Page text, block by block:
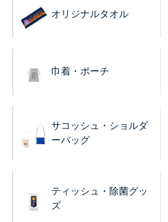
オリジナルタオル
巾着・ポーチ
サコッシュ・ショルダ
ーバッグ
ティッシュ・除菌グッ
ズ